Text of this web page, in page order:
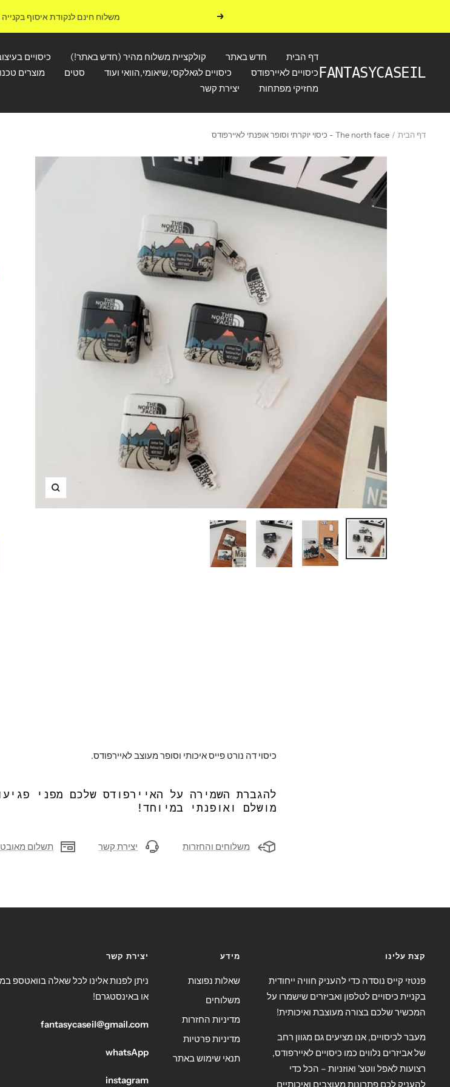
הקודם משלוח חינם לנקודת איסוף בקנייה
דף הבית חדש באתר קולקציית משלוח מהיר (חדש באתר!) כיסויים
כיסויים לאיירפודס
כיסויים לגאלקסי,שיאומי,הוואי ועוד סטים מוצרים
מחזיקי מפתחות
יצירת קשר
FANTASYCASEIL
דף הבית The north face - כיסוי יוקרתי וסופר אופנתי לאיירפודס
תקריב
כיסוי דה נורט פייס איכותי וסופר מעוצב לאיירפודס.
להגברת השמירה על האיירפודס שלכם מפני
מושלם ואופנתי במיוחד!
משלוחים והחזרות יצירת קשר תשלום
קצת עלינו
פנטזי קייס נוסדה כדי להעניק חוויה ייחודית
בקניית כיסויים לטלפון ואביזרים שישמרו על
המכשיר שלכם בצורה מעוצבת ואיכותית!
מעבר לכיסויים, אנו מציעים גם מגוון רחב
של אביזרים נלווים כמו כיסויים לאיירפודס,
רצועות לאפל ווטצ' ואוזניות – הכל כדי
להעניק לכם פתרונות מעוצבים ואיכותיים
מידע
שאלות נפוצות
משלוחים
מדיניות החזרות
מדיניות פרטיות
תנאי שימוש באתר
יצירת קשר
ניתן לפנות אלינו לכל שאלה בוואטספ
או באינסטגרם!
fantasycaseil@gmail.com
whatsApp
instagram